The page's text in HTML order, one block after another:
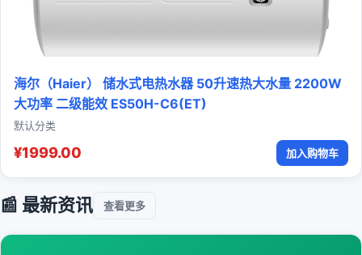
海尔（Haier） 储水式电热水器 50升速热大水量 2200W
大功率 二级能效 ES50H-C6(ET)
默认分类
¥1999.00 加入购物车
📰 最新资讯 查看更多